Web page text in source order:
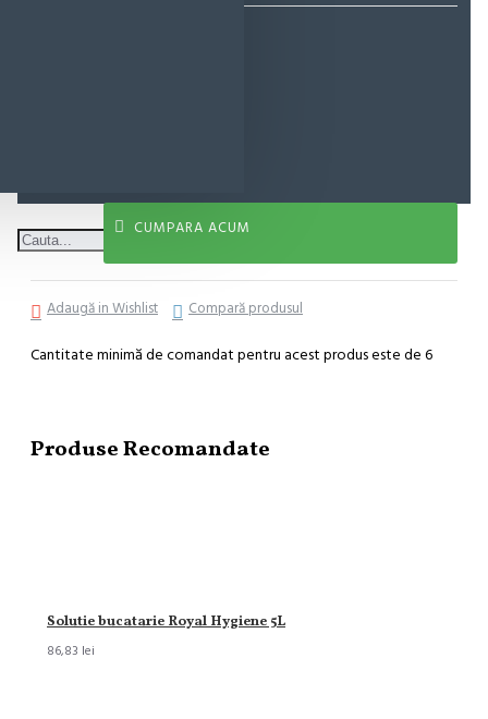
CUMPARA ACUM
Adaugă in Wishlist Compară produsul
Cantitate minimă de comandat pentru acest produs este de 6
Produse Recomandate
Solutie bucatarie Royal Hygiene 5L
86,83 lei